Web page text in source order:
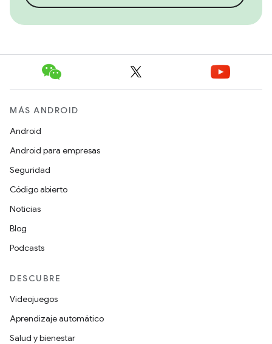
MÁS ANDROID
Android
Android para empresas
Seguridad
Código abierto
Noticias
Blog
Podcasts
DESCUBRE
Videojuegos
Aprendizaje automático
Salud y bienestar